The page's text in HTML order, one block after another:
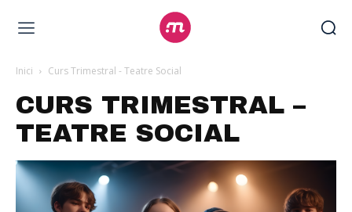
Inici Curs Trimestral - Teatre Social
CURS TRIMESTRAL –
TEATRE SOCIAL